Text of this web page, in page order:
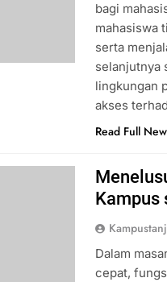
bagi
mahasiswa
serta
selanjutnya
lingkungan
akses
Read Full
Dalam
cepat,